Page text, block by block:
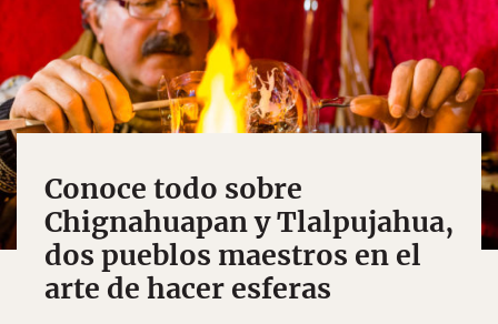
Conoce todo sobre
Chignahuapan y Tlalpujahua,
dos pueblos maestros en el
arte de hacer esferas